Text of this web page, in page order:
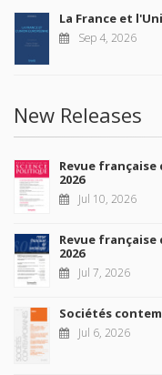
La France et
Sep 4, 2026
New Releases
Revue
2026
Jul 10, 2026
Revue
2026
Jul 7, 2026
Sociétés
Jul 6, 2026